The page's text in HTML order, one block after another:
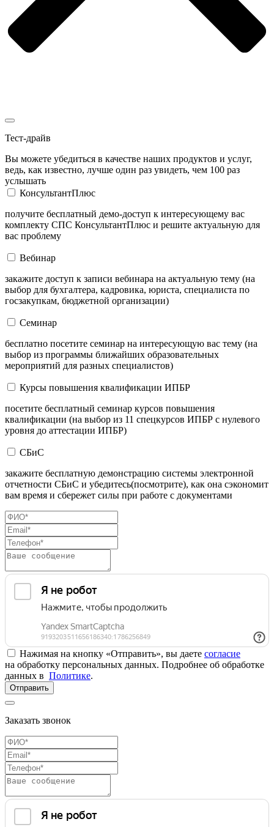
Тест-драйв
Вы можете убедиться в качестве наших продуктов и услуг,
ведь, как известно, лучше один раз увидеть, чем 100 раз
услышать
КонсультантПлюс
получите бесплатный демо-доступ к интересующему вас
комплекту СПС КонсультантПлюс и решите актуальную для
вас проблему
Вебинар
закажите доступ к записи вебинара на актуальную тему (на
выбор для бухгалтера, кадровика, юриста, специалиста по
госзакупкам, бюджетной организации)
Семинар
бесплатно посетите семинар на интересующую вас тему (на
выбор из программы ближайших образовательных
мероприятий для разных специалистов)
Курсы повышения квалификации ИПБР
посетите бесплатный семинар курсов повышения
квалификации (на выбор из 11 спецкурсов ИПБР с нулевого
уровня до аттестации ИПБР)
СБиС
закажите бесплатную демонстрацию системы электронной
отчетности СБиС и убедитесь(посмотрите), как она сэкономит
вам время и сбережет силы при работе с документами
Нажимая на кнопку «Отправить», вы даете согласие
на обработку персональных данных. Подробнее об обработке
данных в Политике.
Отправить
Заказать звонок